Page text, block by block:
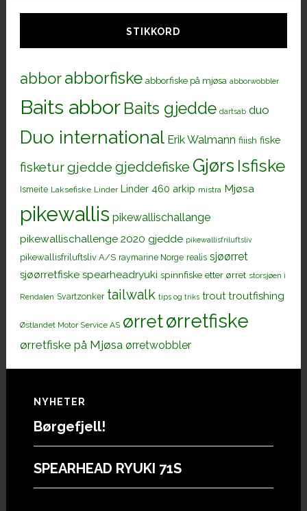
STIKKORD
abborabborfiske abborfiske på mjøsa abborwobbler
Baits abbor Baits gjedde dartsab duo
Duo international Erik Walmann fiiish fiske
fisketurgjedde gjeddefiske Gjørs Isfiske
Ismeite Laksefiske Linder Linder 460 arkip mistra Mjøsa
pikewallis pikewallischallange
pikewallischallenge 2020 gjedde pikewallisfriluftsliv
pikewallisfriluftsliv A/S raymarine Norge realis sjøørret
sjøørretfiske spearheadryuki spinnfiske etter ørret storsjøen i
Rendalen Svartzonker tailwalk tips og triks trout troutfishing
Østlandet Motor Service AS ørretørretfiske
ørretfiske på Mjøsa ørretwobbler
Footer
NYHETER
Børgefjell!
SPEARHEAD RYUKI 71S